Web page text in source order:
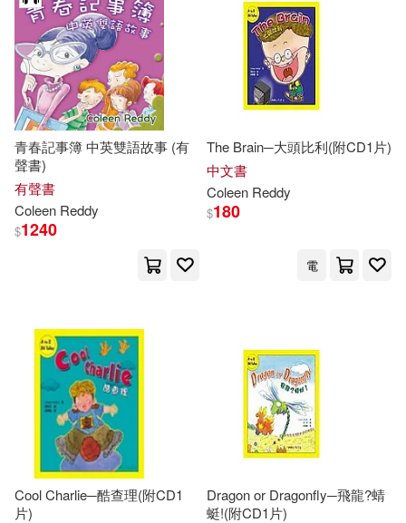
青春記事簿 中英雙語故事 (有
聲書)
有聲書
Coleen Reddy
$1240
The Brain─大頭比利(附CD1片)
中文書
Coleen Reddy
$180
電
Cool Charlie─酷查理(附CD1
片)
Dragon or Dragonfly─飛龍?蜻
蜓!(附CD1片)